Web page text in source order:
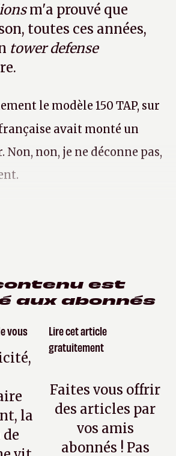
m'a prouvé que
toutes ces années,
tower defense
le modèle 150 TAP, sur
avait monté un
non, je ne déconne pas,
est
aux abonnés
vous
la
Lire cet article
gratuitement
Faites vous offrir
des articles par
vos amis
abonnés ! Pas